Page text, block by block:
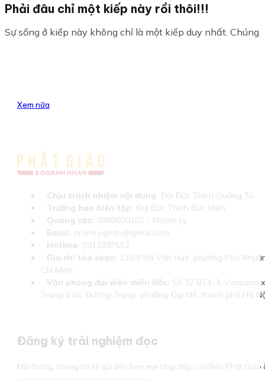
Phải đâu chỉ một kiếp này rồi thôi!!!
Sự sống ở kiếp này không chỉ là một kiếp duy nhất. Chúng
Xem nữa
Chịu trách nhiệm nội dung: Đại Đức Thích Quảng Tú
Trưởng ban biên tập: Đại Đức Thích Đức Hiển
Quảng cáo: 0989030102 - Khánh Ly
Email: online.pgvdn@gmail.com
Hotline: 0911997552
Địa chỉ tòa soạn: 133/8 Hồ Văn Huê, phường Phú
Chí Minh
Văn phòng đại diện miền Bắc: Số 32 BT4-3,
Trung Văn, Đường Trung, phường Đại Mỗ, thành phố Hà
Đăng ký trải nghiệm đọc
Mỗi tháng, chúng tôi sẽ gửi đến bạn mọi nhịp đập của Báo Phật Giáo